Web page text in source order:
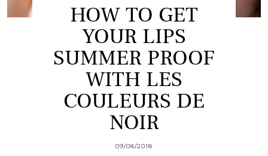
HOW TO GET
YOUR LIPS
SUMMER PROOF
WITH LES
COULEURS DE
NOIR
09/08/2018